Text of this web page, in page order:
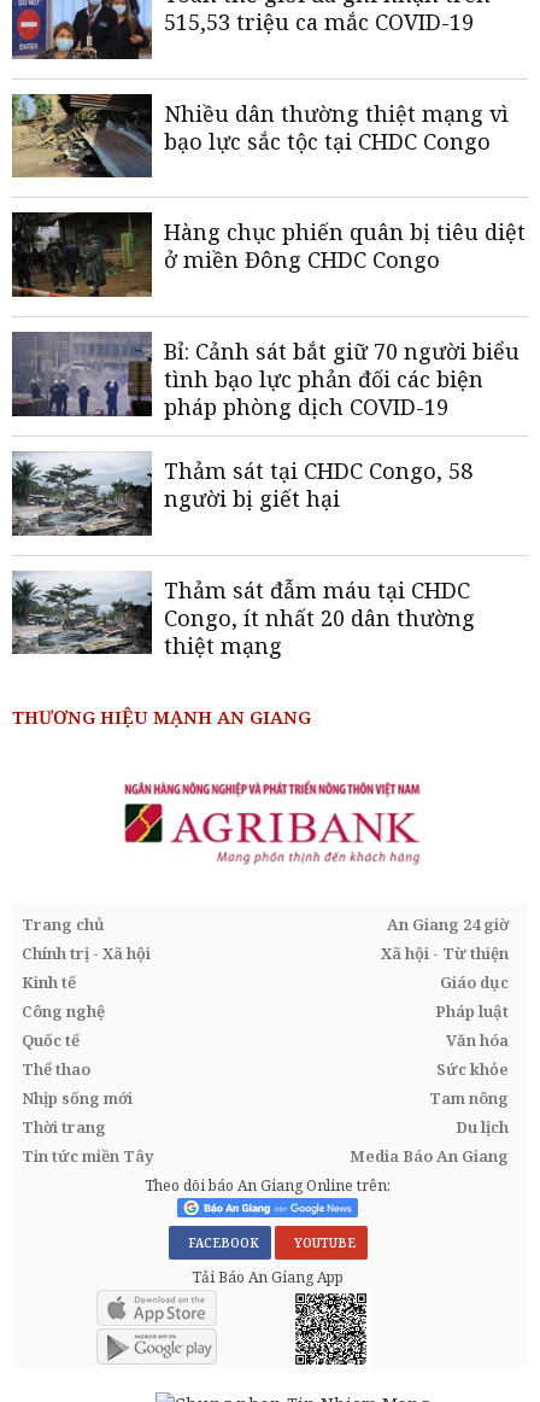
515,53 triệu ca mắc COVID-19
Nhiều dân thường thiệt mạng vì
bạo lực sắc tộc tại CHDC Congo
Hàng chục phiến quân bị tiêu diệt
ở miền Đông CHDC Congo
Bỉ: Cảnh sát bắt giữ 70 người biểu
tình bạo lực phản đối các biện
pháp phòng dịch COVID-19
Thảm sát tại CHDC Congo, 58
người bị giết hại
Thảm sát đẫm máu tại CHDC
Congo, ít nhất 20 dân thường
thiệt mạng
THƯƠNG HIỆU MẠNH AN GIANG
Trang chủ
An Giang 24 giờ
Chính trị - Xã hội
Xã hội - Từ thiện
Kinh tế
Giáo dục
Công nghệ
Pháp luật
Quốc tế
Văn hóa
Thể thao
Sức khỏe
Nhịp sống mới
Tam nông
Thời trang
Du lịch
Tin tức miền Tây
Media Báo An Giang
Theo dõi báo An Giang Online trên:
FACEBOOK YOUTUBE
Tải Báo An Giang App